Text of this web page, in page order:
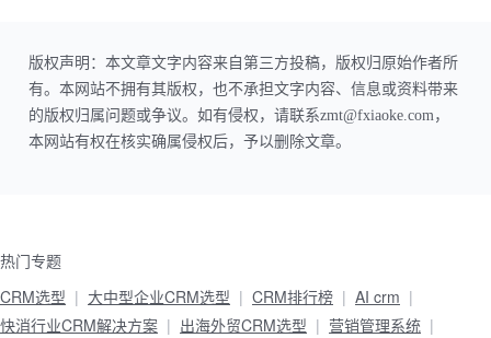
版权声明：本文章文字内容来自第三方投稿，版权归原始作者所
有。本网站不拥有其版权，也不承担文字内容、信息或资料带来
的版权归属问题或争议。如有侵权，请联系zmt@fxiaoke.com，
本网站有权在核实确属侵权后，予以删除文章。
热门专题
CRM选型
大中型企业CRM选型 CRM排行榜
AI crm
快消行业CRM解决方案
出海外贸CRM选型
营销管理系统